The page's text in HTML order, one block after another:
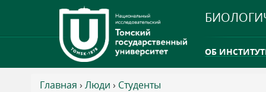
ОБ
Главная › Люди › Студенты